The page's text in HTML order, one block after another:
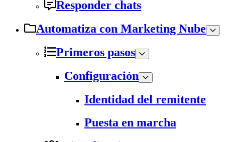
Responder chats
Automatiza con Marketing Nube
Primeros pasos
Configuración
Identidad del remitente
Puesta en marcha